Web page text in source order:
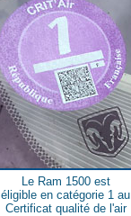
Le Ram 1500 est
éligible en catégorie 1 au
Certificat qualité de l'air